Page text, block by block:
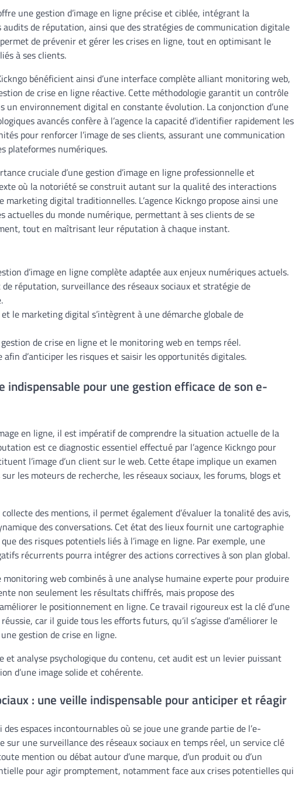
une gestion d’image en ligne précise et ciblée, intégrant la
audits de réputation, ainsi que des stratégies de communication digitale
de prévenir et gérer les crises en ligne, tout en optimisant le
à ses clients.
bénéficient ainsi d’une interface complète alliant monitoring web,
de crise en ligne réactive. Cette méthodologie garantit un contrôle
un environnement digital en constante évolution. La conjonction d’une
avancés confère à l’agence la capacité d’identifier rapidement les
pour renforcer l’image de ses clients, assurant une communication
plateformes numériques.
cruciale d’une gestion d’image en ligne professionnelle et
où la notoriété se construit autant sur la qualité des interactions
marketing digital traditionnelles. L’agence Kickngo propose ainsi une
actuelles du monde numérique, permettant à ses clients de se
tout en maîtrisant leur réputation à chaque instant.
d’image en ligne complète adaptée aux enjeux numériques actuels.
de réputation, surveillance des réseaux sociaux et stratégie de
le marketing digital s’intègrent à une démarche globale de
de crise en ligne et le monitoring web en temps réel.
afin d’anticiper les risques et saisir les opportunités digitales.
indispensable pour une gestion efficace de son e-
en ligne, il est impératif de comprendre la situation actuelle de la
est ce diagnostic essentiel effectué par l’agence Kickngo pour
l’image d’un client sur le web. Cette étape implique un examen
les moteurs de recherche, les réseaux sociaux, les forums, blogs et
des mentions, il permet également d’évaluer la tonalité des avis,
des conversations. Cet état des lieux fournit une cartographie
des risques potentiels liés à l’image en ligne. Par exemple, une
récurrents pourra intégrer des actions correctives à son plan global.
web combinés à une analyse humaine experte pour produire
non seulement les résultats chiffrés, mais propose des
le positionnement en ligne. Ce travail rigoureux est la clé d’une
car il guide tous les efforts futurs, qu’il s’agisse d’améliorer le
gestion de crise en ligne.
et analyse psychologique du contenu, cet audit est un levier puissant
d’une image solide et cohérente.
: une veille indispensable pour anticiper et réagir
espaces incontournables où se joue une grande partie de l’e-
sur une surveillance des réseaux sociaux en temps réel, un service clé
mention ou débat autour d’une marque, d’un produit ou d’un
pour agir promptement, notamment face aux crises potentielles qui